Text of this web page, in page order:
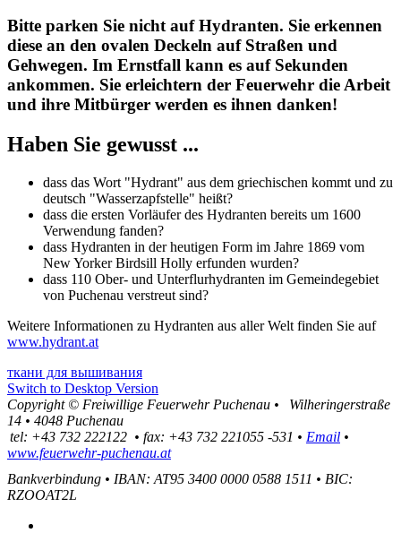
Bitte parken Sie nicht auf Hydranten. Sie erkennen
diese an den ovalen Deckeln auf Straßen und
Gehwegen. Im Ernstfall kann es auf Sekunden
ankommen. Sie erleichtern der Feuerwehr die Arbeit
und ihre Mitbürger werden es ihnen danken!
Haben Sie gewusst ...
dass das Wort "Hydrant" aus dem griechischen kommt und zu
deutsch "Wasserzapfstelle" heißt?
dass die ersten Vorläufer des Hydranten bereits um 1600
Verwendung fanden?
dass Hydranten in der heutigen Form im Jahre 1869 vom
New Yorker Birdsill Holly erfunden wurden?
dass 110 Ober- und Unterflurhydranten im Gemeindegebiet
von Puchenau verstreut sind?
Weitere Informationen zu Hydranten aus aller Welt finden Sie auf
www.hydrant.at
ткани для вышивания
Switch to Desktop Version
Copyright © Freiwillige Feuerwehr Puchenau •
Wilheringerstraße
14 • 4048 Puchenau
tel: +43 732 222122 • fax: +43 732 221055 -531 • Email •
www.feuerwehr-puchenau.at
Bankverbindung • IBAN: AT95 3400 0000 0588 1511 • BIC:
RZOOAT2L